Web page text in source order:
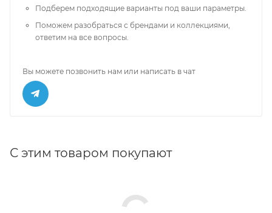
Подберем подходящие варианты под ваши параметры.
Поможем разобраться с брендами и коллекциями,
ответим на все вопросы.
Вы можете позвонить нам или написать в чат
С этим товаром покупают